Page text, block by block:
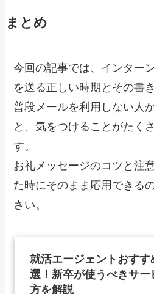
まとめ
今回の記事では、インター
を送る正しい時期とその書
普段メールを利用しない人
と、気をつけることがたく
す。
お礼メッセージのコツと注
た時にそのまま応用できる
さい。
就活エージェントおす
選！新卒が使うべきサ
方を解説